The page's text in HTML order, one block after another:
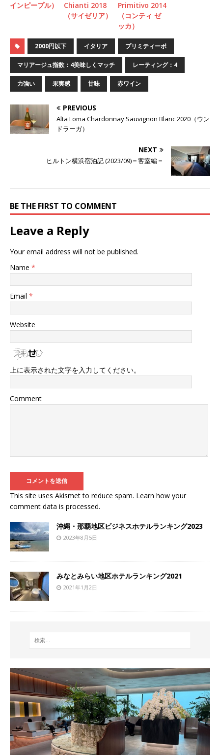
インピープル）
Chianti 2018
（サイゼリア）
Primitivo 2014
（コンティ ゼ
ッカ）
2000円以下 イタリア プリミティーボ
マリアージュ指数：4美味しくマッチ レーティング：4
力強い 果実感 甘味 赤ワイン
PREVIOUS
Alta Loma Chardonnay Sauvignon Blanc 2020（ウン
ドラーガ）
NEXT
ヒルトン横浜宿泊記 (2023/09)＝客室編＝
BE THE FIRST TO COMMENT
Leave a Reply
Your email address will not be published.
Name *
Email *
Website
上に表示された文字を入力してください。
Comment
This site uses Akismet to reduce spam. Learn how your
comment data is processed.
沖縄・那覇地区ビジネスホテルランキング2023
2023年8月5日
みなとみらい地区ホテルランキング2021
2021年1月2日